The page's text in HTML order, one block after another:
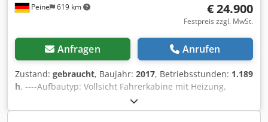
Peine 619 km € 24.900
Festpreis zzgl. MwSt.
Anfragen Anrufen
Zustand: gebraucht, Baujahr: 2017, Betriebsstunden: 1.189
h, ----Aufbautyp: Vollsicht Fahrerkabine mit Heizung,
Planierschild 1550x335mm, Kettenbreite ca. 300mm,
hydraulisches Schnellwechselsystem mit Schwenkmotor, 4